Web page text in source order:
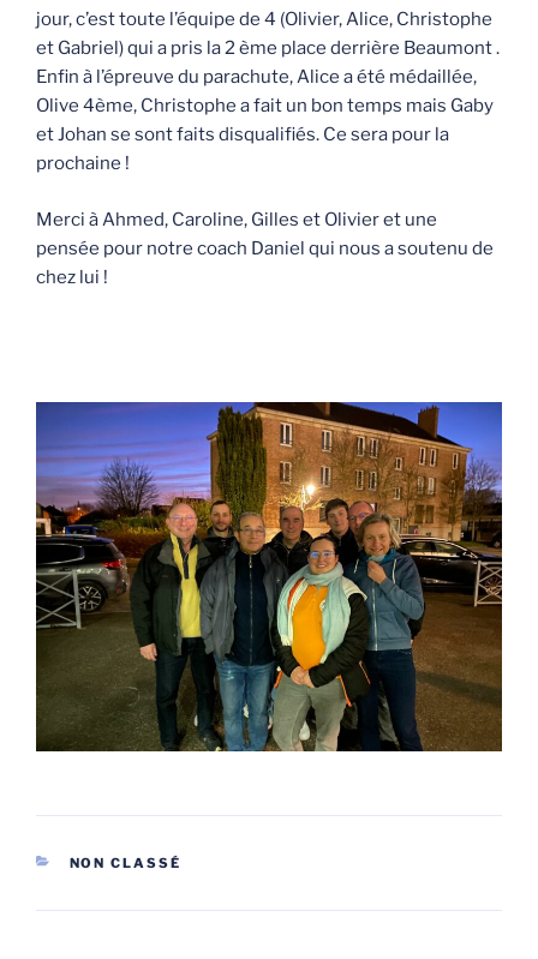
jour, c’est toute l’équipe de 4 (Olivier, Alice, Christophe
et Gabriel) qui a pris la 2 ème place derrière Beaumont .
Enfin à l’épreuve du parachute, Alice a été médaillée,
Olive 4ème, Christophe a fait un bon temps mais Gaby
et Johan se sont faits disqualifiés. Ce sera pour la
prochaine !
Merci à Ahmed, Caroline, Gilles et Olivier et une
pensée pour notre coach Daniel qui nous a soutenu de
chez lui !
CATÉGORIES
NON CLASSÉ